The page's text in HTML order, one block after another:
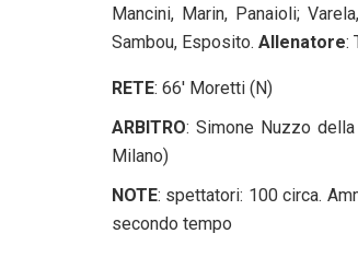
Mancini, Marin, Panaioli;
Sambou, Esposito. Allenatore:
RETE: 66′ Moretti (N)
ARBITRO: Simone Nuzzo
Milano)
NOTE: spettatori: 100 circa.
secondo tempo